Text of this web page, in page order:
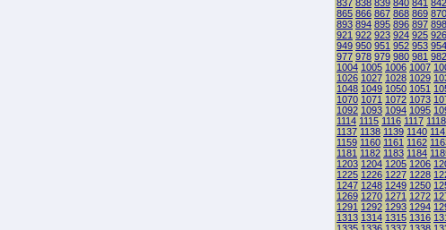
837 838 839 840 841 842
865 866 867 868 869 870
893 894 895 896 897 898
921 922 923 924 925 926
949 950 951 952 953 954
977 978 979 980 981 982
1004 1005 1006 1007
1026 1027 1028 1029
1048 1049 1050 1051
1070 1071 1072 1073
1092 1093 1094 1095
1114 1115 1116 1117 1118
1137 1138 1139 1140
1159 1160 1161 1162
1181 1182 1183 1184
1203 1204 1205 1206
1225 1226 1227 1228
1247 1248 1249 1250
1269 1270 1271 1272
1291 1292 1293 1294
1313 1314 1315 1316